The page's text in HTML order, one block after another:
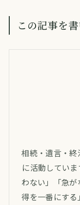
この記事を
相続・遺言・
に活動してい
わない」「急
得を一番にす